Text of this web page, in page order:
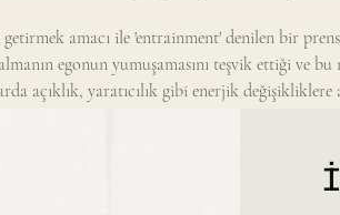
amacı ile 'entrainment' denilen bir
egonun yumuşamasını teşvik ettiği ve
açıklık, yaratıcılık gibi enerjik değişikliklere